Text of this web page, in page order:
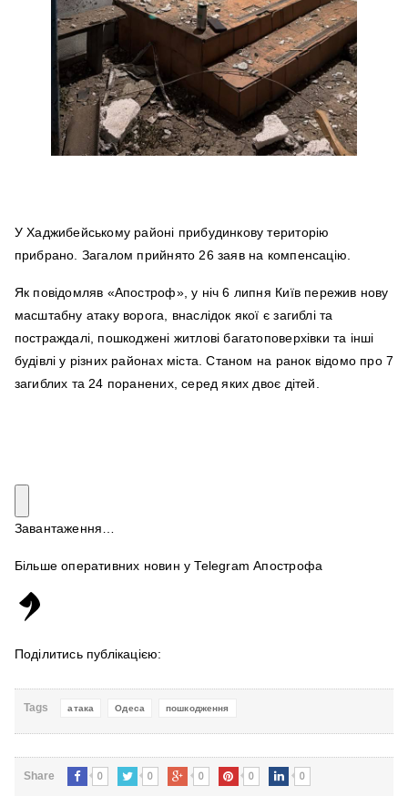
У Хаджибейському районі прибудинкову територію
прибрано. Загалом прийнято 26 заяв на компенсацію.
Як повідомляв «Апостроф», у ніч 6 липня Київ пережив нову
масштабну атаку ворога, внаслідок якої є загиблі та
постраждалі, пошкоджені житлові багатоповерхівки та інші
будівлі у різних районах міста. Станом на ранок відомо про 7
загиблих та 24 поранених, серед яких двоє дітей.
Завантаження…
Більше оперативних новин у Telegram Апострофа
Поділитись публікацією:
Tags атака Одеса пошкодження
Share 0 0 0 0 0